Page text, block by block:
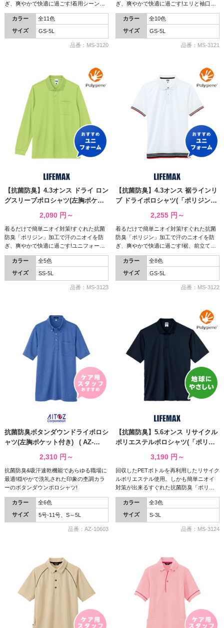
ぎ、爽やかで快適に過ごす!着用シーンを
選ばないベーシックな形のポロシャツで
す。カラー
全11色
サイズ
GS-5L
品番：MS-3120
ぎ、爽やかで快適に過ごす!エリと袖口の
ラインがアクセントになったポケット付
きで便利なドライポロシャツ!
カラー
全10色
サイズ
GS-5L
品番：MS-3121
【抗菌防臭】4.3オンス ドライ ロン
グスリーブポロシャツ(左胸ポケッ
ト付/「ポリジン」加工) ( MS-
2,090 円～
着るだけで簡単ニオイ対策!すぐれた抗菌
防臭「ポリジン」加工で汗のニオイを防
ぎ、爽やかで快適に過ごす!ユニフォーム
にもおすすめです!
カラー
全5色
サイズ
SS-5L
品番：MS-3123
【抗菌防臭】4.3オンス 裾ラインリ
ブ ドライポロシャツ(「ポリジン」
2,255 円～
着るだけで簡単ニオイ対策!すぐれた抗菌
防臭「ポリジン」加工で汗のニオイを防
ぎ、爽やかで快適に過ごす!裾、前立て、
袖のラインがアクセントのデザイン性に
も優れたドライポロシャツ!
カラー
全8色
サイズ
GS-5L
品番：MS-3122
抗菌防臭ボタンダウンドライポロシ
ャツ(左胸ポケット付き) ( AZ-
2,310 円～
抗菌防臭&吸汗速乾機能であらゆる職場に
最適!穏やかで洗礼された印象の杢調カラ
ーのボタンダウンポロシャツ!
カラー
全6色
サイズ
5号-11号、S～5L
品番：AZ-10603
【抗菌防臭】5.6オンス リサイクル
ポリエステルポロシャツ(「ポリジ
3,190 円～
回収したPETボトルを再利用したリサイク
ルポリエステル使用。しかも簡単ニオイ
対策が出来るすぐれた抗菌防臭「ポリジ
ン」加工でいつでも快適!
カラー
全3色
サイズ
S-3L
品番：MS-3124